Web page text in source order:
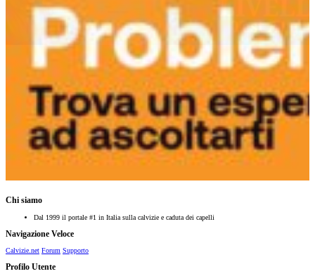
Chi siamo
Dal 1999 il portale #1 in Italia sulla calvizie e caduta dei capelli
Navigazione Veloce
Calvizie.net Forum Supporto
Profilo Utente